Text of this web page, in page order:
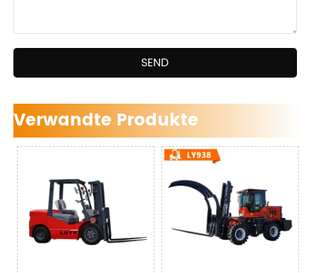
SEND
Verwandte Produkte